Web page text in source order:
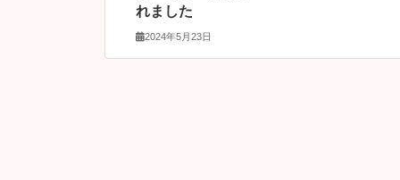
れました
2024年5月23日